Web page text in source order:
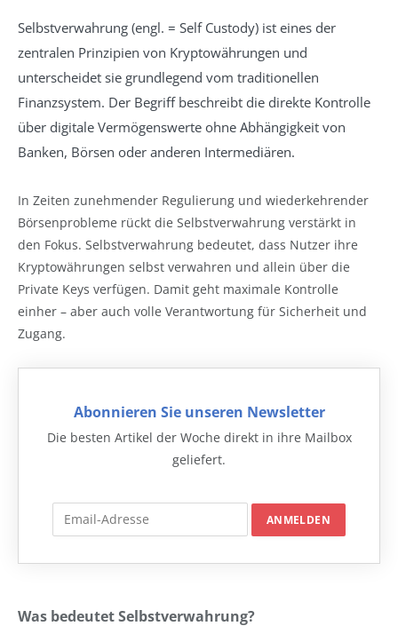
Selbstverwahrung (engl. = Self Custody) ist eines der
zentralen Prinzipien von Kryptowährungen und
unterscheidet sie grundlegend vom traditionellen
Finanzsystem. Der Begriff beschreibt die direkte Kontrolle
über digitale Vermögenswerte ohne Abhängigkeit von
Banken, Börsen oder anderen Intermediären.
In Zeiten zunehmender Regulierung und wiederkehrender
Börsenprobleme rückt die Selbstverwahrung verstärkt in
den Fokus. Selbstverwahrung bedeutet, dass Nutzer ihre
Kryptowährungen selbst verwahren und allein über die
Private Keys verfügen. Damit geht maximale Kontrolle
einher – aber auch volle Verantwortung für Sicherheit und
Zugang.
Abonnieren Sie unseren Newsletter
Die besten Artikel der Woche direkt in ihre Mailbox
geliefert.
Was bedeutet Selbstverwahrung?